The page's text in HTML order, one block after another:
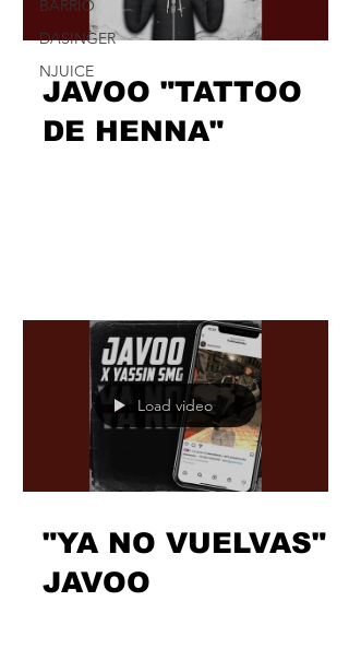
BARRIO
DASINGER
NJUICE
Load video
espaciales y vaporosos “made by
Satriani”, jugando con el español y el
inglés y moduladores de voz varios,...
Load video